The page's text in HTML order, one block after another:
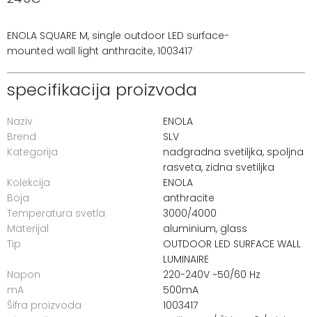
ENOLA SQUARE M, single outdoor LED surface-
mounted wall light anthracite, 1003417
specifikacija proizvoda
Naziv
ENOLA
Brend
SLV
Kategorija
nadgradna svetiljka, spoljna
rasveta, zidna svetiljka
Kolekcija
ENOLA
Boja
anthracite
Temperatura svetla
3000/4000
Materijal
aluminium, glass
Tip
OUTDOOR LED SURFACE WALL
LUMINAIRE
Napon
220-240V ~50/60 Hz
mA
500mA
Šifra proizvoda
1003417